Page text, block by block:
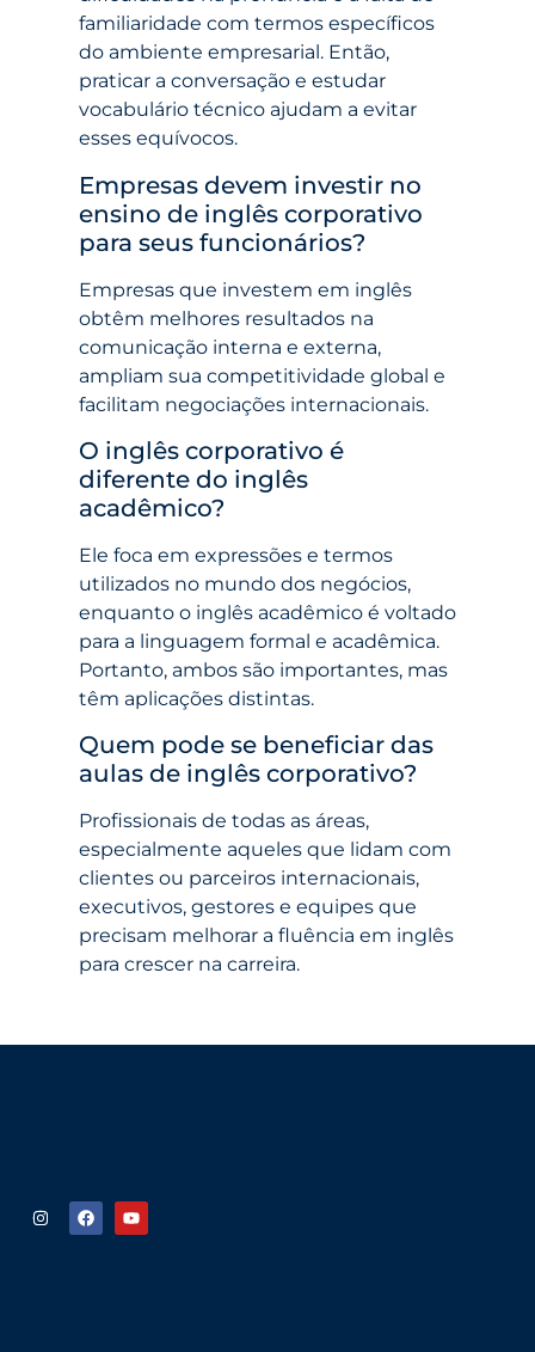
familiaridade com termos específicos
do ambiente empresarial. Então,
praticar a conversação e estudar
vocabulário técnico ajudam a evitar
esses equívocos.
Empresas devem investir no
ensino de inglês corporativo
para seus funcionários?
Empresas que investem em inglês
obtêm melhores resultados na
comunicação interna e externa,
ampliam sua competitividade global e
facilitam negociações internacionais.
O inglês corporativo é
diferente do inglês
acadêmico?
Ele foca em expressões e termos
utilizados no mundo dos negócios,
enquanto o inglês acadêmico é voltado
para a linguagem formal e acadêmica.
Portanto, ambos são importantes, mas
têm aplicações distintas.
Quem pode se beneficiar das
aulas de inglês corporativo?
Profissionais de todas as áreas,
especialmente aqueles que lidam com
clientes ou parceiros internacionais,
executivos, gestores e equipes que
precisam melhorar a fluência em inglês
para crescer na carreira.